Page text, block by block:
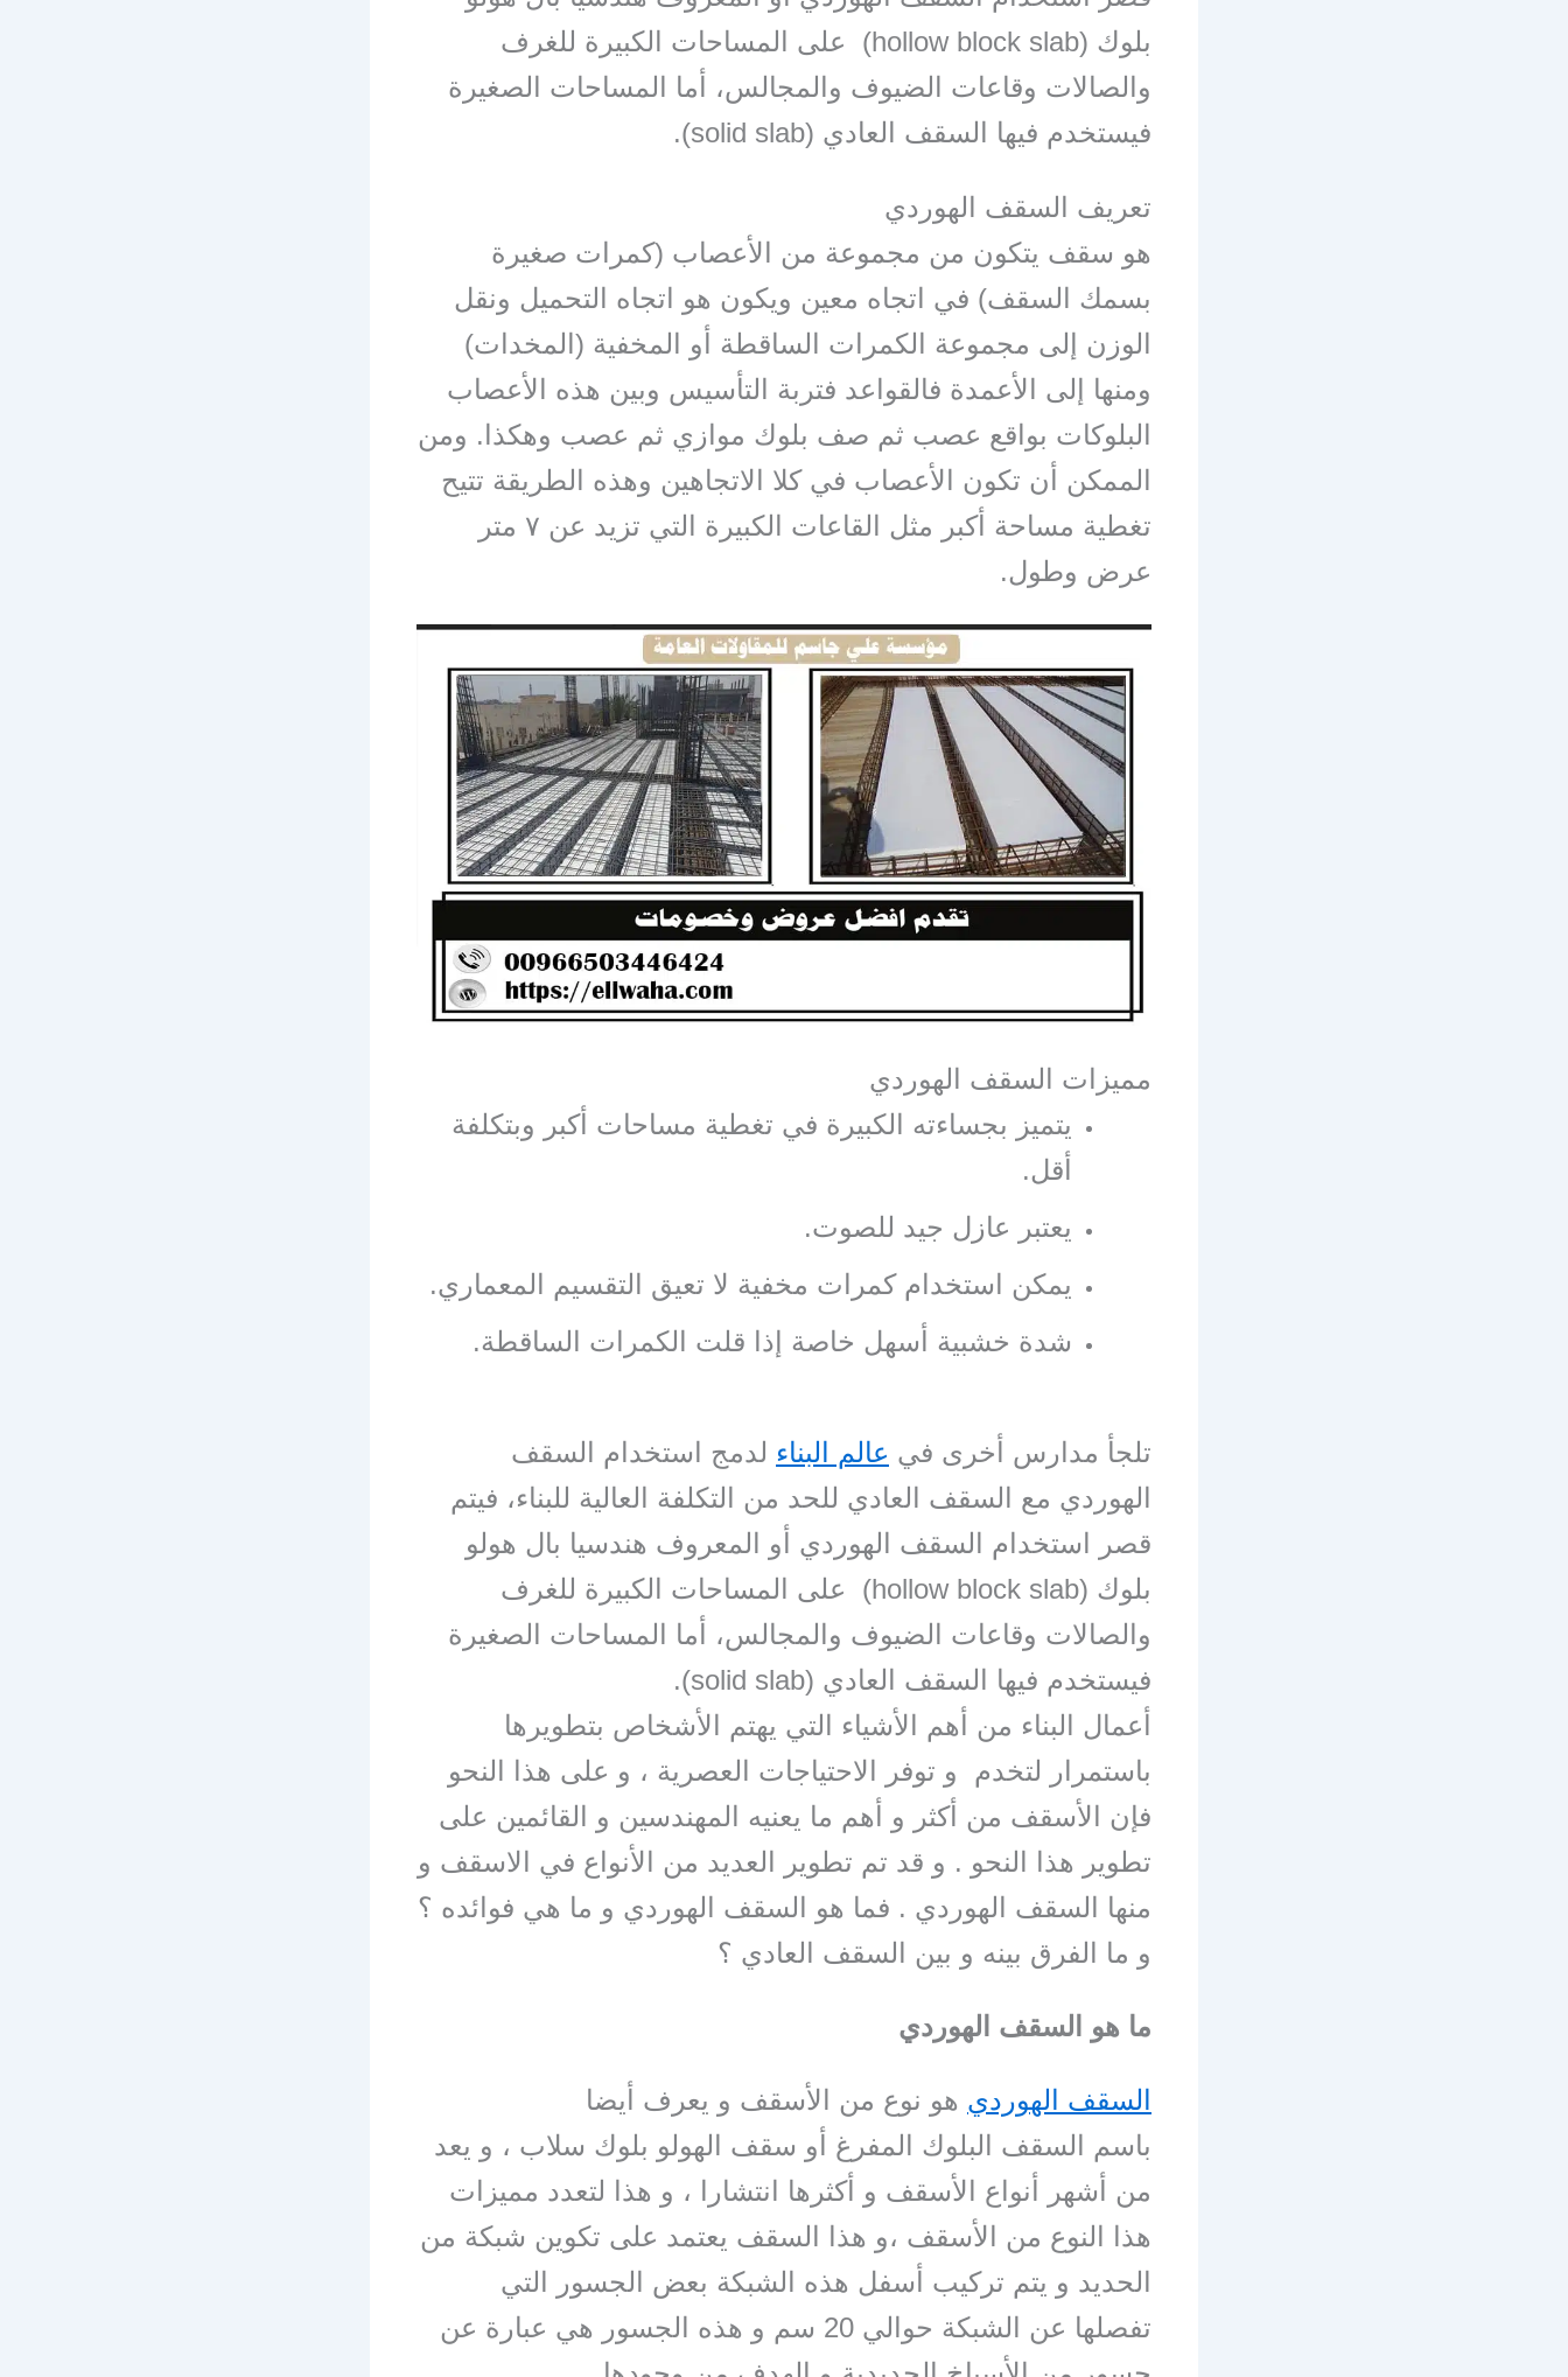
بلوك (hollow block slab) على المساحات الكبيرة للغرف
والصالات وقاعات الضيوف والمجالس، أما المساحات الصغيرة
فيستخدم فيها السقف العادي (solid slab).
تعريف السقف الهوردي
هو سقف يتكون من مجموعة من الأعصاب (كمرات صغيرة
بسمك السقف) في اتجاه معين ويكون هو اتجاه التحميل ونقل
الوزن إلى مجموعة الكمرات الساقطة أو المخفية (المخدات)
ومنها إلى الأعمدة فالقواعد فتربة التأسيس وبين هذه الأعصاب
البلوكات بواقع عصب ثم صف بلوك موازي ثم عصب وهكذا. ومن
الممكن أن تكون الأعصاب في كلا الاتجاهين وهذه الطريقة تتيح
تغطية مساحة أكبر مثل القاعات الكبيرة التي تزيد عن ٧ متر
عرض وطول.
مميزات السقف الهوردي
يتميز بجساءته الكبيرة في تغطية مساحات أكبر وبتكلفة
أقل.
يعتبر عازل جيد للصوت.
يمكن استخدام كمرات مخفية لا تعيق التقسيم المعماري.
شدة خشبية أسهل خاصة إذا قلت الكمرات الساقطة.
تلجأ مدارس أخرى في عالم البناء لدمج استخدام السقف
الهوردي مع السقف العادي للحد من التكلفة العالية للبناء، فيتم
قصر استخدام السقف الهوردي أو المعروف هندسيا بال هولو
بلوك (hollow block slab) على المساحات الكبيرة للغرف
والصالات وقاعات الضيوف والمجالس، أما المساحات الصغيرة
فيستخدم فيها السقف العادي (solid slab).
أعمال البناء من أهم الأشياء التي يهتم الأشخاص بتطويرها
باستمرار لتخدم و توفر الاحتياجات العصرية ، و على هذا النحو
فإن الأسقف من أكثر و أهم ما يعنيه المهندسين و القائمين على
تطوير هذا النحو . و قد تم تطوير العديد من الأنواع في الاسقف و
منها السقف الهوردي . فما هو السقف الهوردي و ما هي فوائده ؟
و ما الفرق بينه و بين السقف العادي ؟
ما هو السقف الهوردي
السقف الهوردي هو نوع من الأسقف و يعرف أيضا
باسم السقف البلوك المفرغ أو سقف الهولو بلوك سلاب ، و يعد
من أشهر أنواع الأسقف و أكثرها انتشارا ، و هذا لتعدد مميزات
هذا النوع من الأسقف ،و هذا السقف يعتمد على تكوين شبكة من
الحديد و يتم تركيب أسفل هذه الشبكة بعض الجسور التي
تفصلها عن الشبكة حوالي 20 سم و هذه الجسور هي عبارة عن